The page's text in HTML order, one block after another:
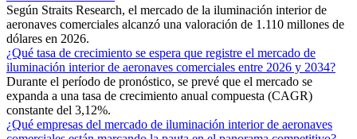
Según Straits Research, el mercado de la iluminación interior de
aeronaves comerciales alcanzó una valoración de 1.110 millones de
dólares en 2026.
¿Qué tasa de crecimiento se espera que registre el mercado de
iluminación interior de aeronaves comerciales entre 2026 y 2034?
Durante el período de pronóstico, se prevé que el mercado se
expanda a una tasa de crecimiento anual compuesta (CAGR)
constante del 3,12%.
¿Qué empresas del mercado de iluminación interior de aeronaves